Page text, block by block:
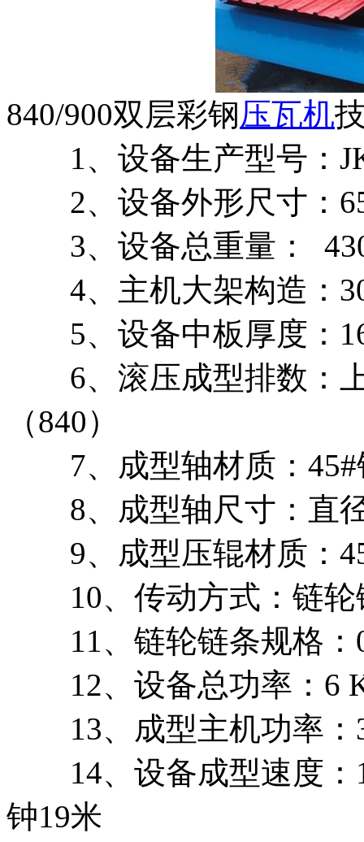
840/900双层彩钢压瓦机
1、设备生产型号：JK
2、设备外形尺寸：
3、设备总重量：
4、主机大架构造：
5、设备中板厚度：
6、滚压成型排数：上
（840）
7、成型轴材质：45#
8、成型轴尺寸：直
9、成型压辊材质：
10、传动方式：链轮
11、链轮链条规格：
12、设备总功率：6
13、成型主机功率：
14、设备成型速度：
钟19米